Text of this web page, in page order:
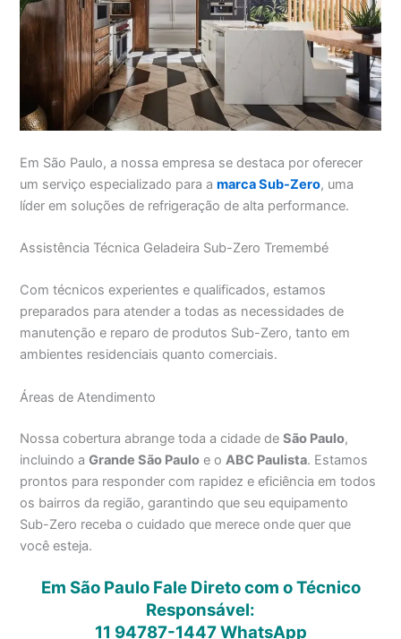
Em São Paulo, a nossa empresa se destaca por oferecer
um serviço especializado para amarca Sub-Zero, uma
líder em soluções de refrigeração de alta performance.
Assistência Técnica Geladeira Sub-Zero Tremembé
Com técnicos experientes e qualificados, estamos
preparados para atender a todas as necessidades de
manutenção e reparo de produtos Sub-Zero, tanto em
ambientes residenciais quanto comerciais.
Áreas de Atendimento
Nossa cobertura abrange toda a cidade deSão Paulo,
incluindo aGrande São Paulo e o ABC Paulista. Estamos
prontos para responder com rapidez e eficiência em todos
os bairros da região, garantindo que seu equipamento
Sub-Zero receba o cuidado que merece onde quer que
você esteja.
Em São Paulo Fale Direto com o Técnico
Responsável:
11 94787-1447WhatsApp